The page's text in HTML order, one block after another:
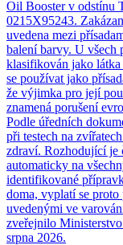
Oil Booster v odstínu
0215X95243.
uvedena mezi
balení barvy. U všech
klasifikován jako
se používat jako
že výjimka pro její
znamená porušení
Podle úředních
při testech na
zdraví. Rozhodující je
automaticky na
identifikované
doma, vyplatí se
uvedenými ve
zveřejnilo
srpna 2026.